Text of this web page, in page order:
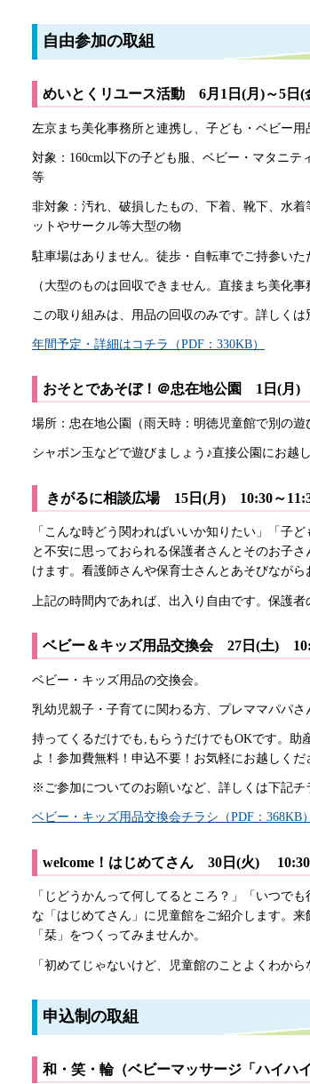
自由参加の取組
めいとくリユース活動 6月1日(月)～5日(
左京まち美化事務所と連携し、子ども・ベビー用
対象：160cm以下の子ども服、ベビー・マタニ
等
非対象：汚れ、破損したもの、下着、靴下、水
ットやサークル等大型の物
駐車場はありません。徒歩・自転車でご持参いた
（大型のものは回収できません。直接まち美化事
この取り組みは、用品の回収のみです。詳しくは
年間予定・詳細はコチラ（PDF：330KB）
おそとであそぼ！＠忠在地公園 1日(月)
場所：忠在地公園（雨天時：明徳児童館で別の遊
シャボン玉などで遊びましょう♪直接公園にお越し
きがるに相談広場 15日(月) 10:30～
「こんな時どう関わればいいか知りたい」「子
と不安に思っておられる保護者さんとそのお子
けます。看護師さんや保育士さんとあそびながら
上記の時間内であれば、出入り自由です。保護
ベビー＆キッズ用品交換会 27日(土)
ベビー・キッズ用品の交換会。
乳幼児親子・子育てに関わる方、プレママパパさ
持ってくるだけでも,もらうだけでもOKです。
よ！参加費無料！申込不要！お気軽にお越しくだ
※ご参加についてのお願いなど、詳しくは下記チ
ベビー・キッズ用品交換会チラシ（PDF：368KB）
welcome！はじめてさん 30日(火) 10:30
「じどうかんって何してるところ？」「いつで
な「はじめてさん」に児童館をご紹介します。
「栞」をつくってみませんか。
「初めてじゃないけど、児童館のことよくわか
申込制の取組
和・笑・輪（ベビーマッサージ「ハイ